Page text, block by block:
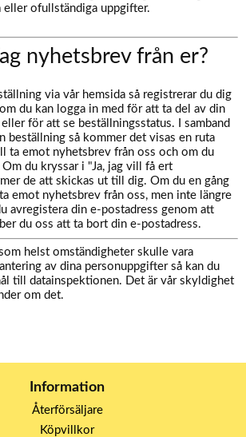
ofullständiga uppgifter.
nyhetsbrev från er?
via vår hemsida så registrerar du dig
du kan logga in med för att ta del av din
för att se beställningsstatus. I samband
beställning så kommer det visas en ruta
ta emot nyhetsbrev från oss och om du
du kryssar i "Ja, jag vill få ert
de att skickas ut till dig. Om du en gång
emot nyhetsbrev från oss, men inte längre
avregistera din e-postadress genom att
du oss att ta bort din e-postadress.
helst omständigheter skulle vara
av dina personuppgifter så kan du
till datainspektionen. Det är vår skyldighet
om det.
Information
Återförsäljare
Köpvillkor